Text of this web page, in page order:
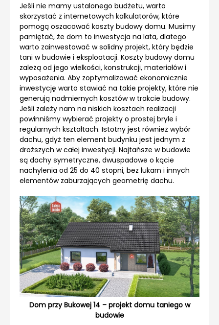
Jeśli nie mamy ustalonego budżetu, warto
skorzystać z internetowych kalkulatorów, które
pomogą oszacować koszty budowy domu. Musimy
pamiętać, że dom to inwestycja na lata, dlatego
warto zainwestować w solidny projekt, który będzie
tani w budowie i eksploatacji. Koszty budowy domu
zależą od jego wielkości, konstrukcji, materiałów i
wyposażenia. Aby zoptymalizować ekonomicznie
inwestycję warto stawiać na takie projekty, które nie
generują nadmiernych kosztów w trakcie budowy.
Jeśli zależy nam na niskich kosztach realizacji
powinniśmy wybierać projekty o prostej bryle i
regularnych kształtach. Istotny jest również wybór
dachu, gdyż ten element budynku jest jednym z
droższych w całej inwestycji. Najtańsze w budowie
są dachy symetryczne, dwuspadowe o kącie
nachylenia od 25 do 40 stopni, bez lukarn i innych
elementów zaburzających geometrię dachu.
Dom przy Bukowej 14 – projekt domu taniego w
budowie